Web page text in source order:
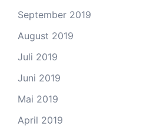
September 2019
August 2019
Juli 2019
Juni 2019
Mai 2019
April 2019